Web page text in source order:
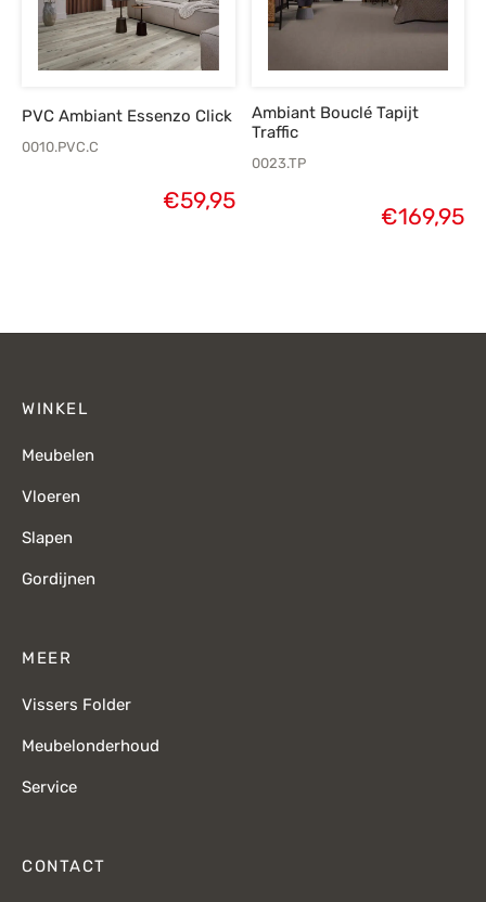
PVC Ambiant Essenzo Click
0010.PVC.C
€59,95
Ambiant Bouclé Tapijt
Traffic
0023.TP
€169,95
WINKEL
Meubelen
Vloeren
Slapen
Gordijnen
MEER
Vissers Folder
Meubelonderhoud
Service
CONTACT